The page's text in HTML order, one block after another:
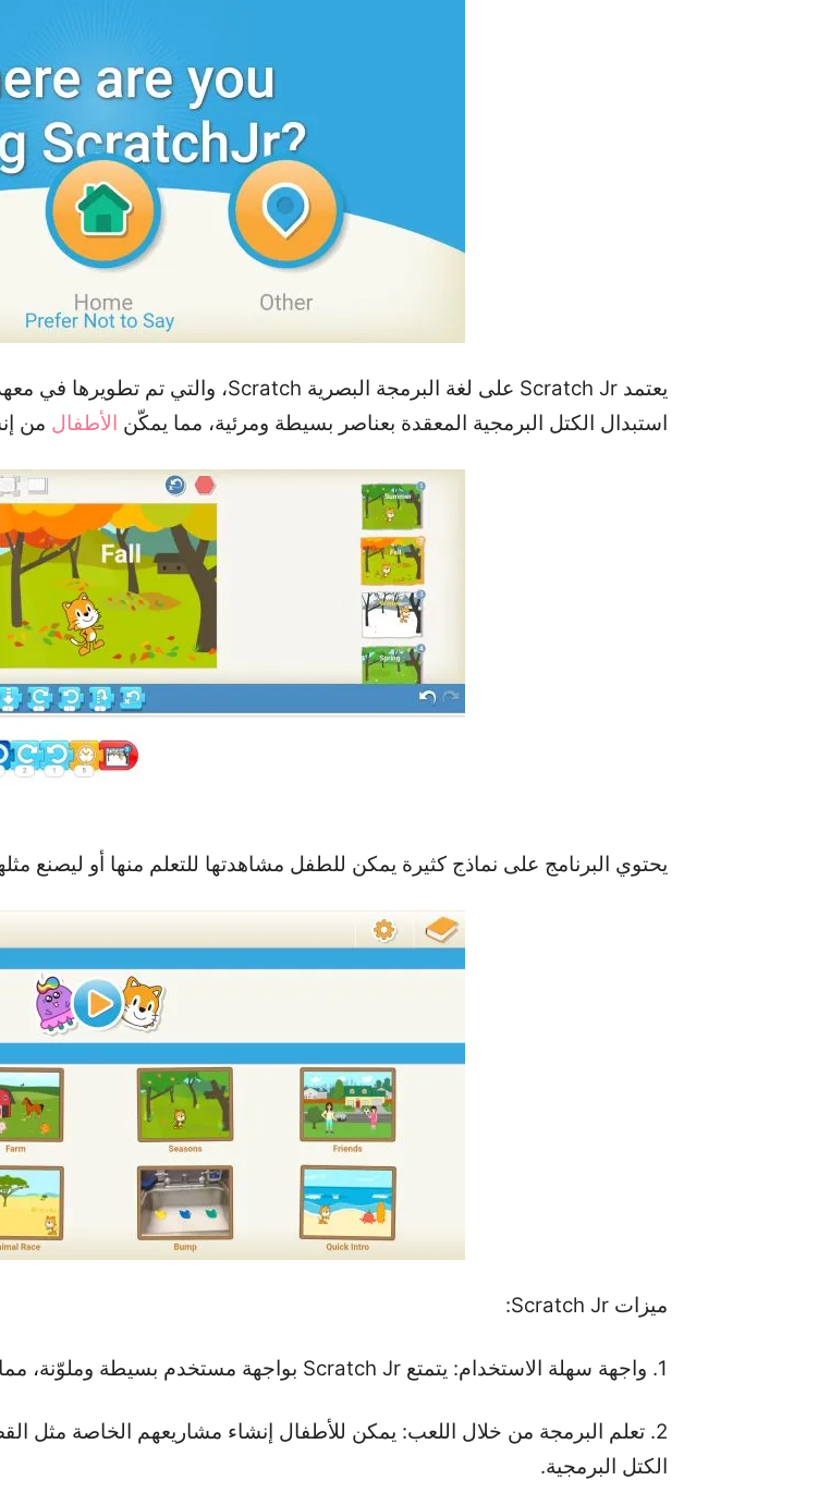
استبدال الكتل البرمجية المعقدة بعناصر بسيطة ومرئية، مما يمكّن الأطفال من
يحتوي البرنامج على نماذج كثيرة يمكن للطفل مشاهدتها للتعلم منها أو ليصنع
ميزات Scratch Jr:
1. واجهة سهلة الاستخدام: يتمتع Scratch Jr بواجهة مستخدم بسيطة وملوّنة، مما يجعله جذابًا وسهل الفهم للأطفال الصغار.
2. تعلم البرمجة من خلال اللعب: يمكن للأطفال إنشاء مشاريعهم الخاصة مثل
الكتل البرمجية.